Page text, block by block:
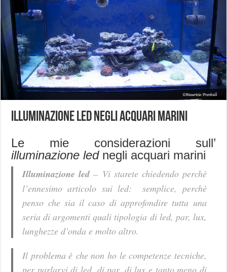
Illuminazione led negli acquari marini
Le mie considerazioni sull’
illuminazione lednegli acquari marini
Illuminazione led – Vi starete chiedendo perchè
l’ennesimo articolo sui led: semplice, perchè
penso che sia il caso di approfondire tutta una
seria di argomenti quali tipologia di led, par, lux,
lunghezze d’onda e molto altro.
Il problema è che non ho le competenze tecniche,
per parlarvi di led, di par, di lux e tanto meno di